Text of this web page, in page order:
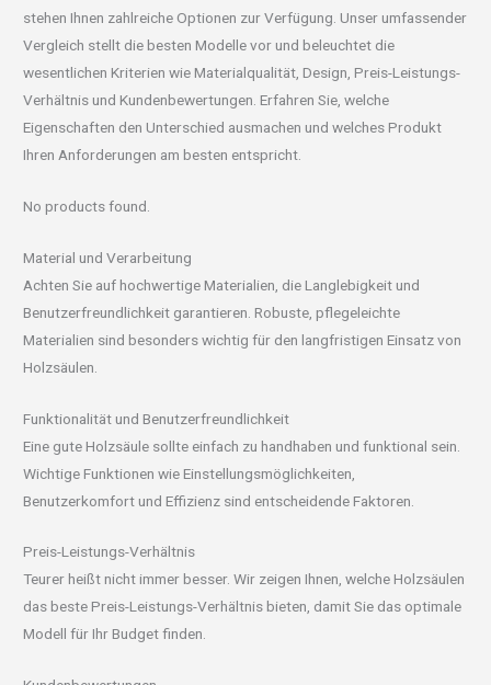
stehen Ihnen zahlreiche Optionen zur Verfügung. Unser umfassender
Vergleich stellt die besten Modelle vor und beleuchtet die
wesentlichen Kriterien wie Materialqualität, Design, Preis-Leistungs-
Verhältnis und Kundenbewertungen. Erfahren Sie, welche
Eigenschaften den Unterschied ausmachen und welches Produkt
Ihren Anforderungen am besten entspricht.
No products found.
Material und Verarbeitung
Achten Sie auf hochwertige Materialien, die Langlebigkeit und
Benutzerfreundlichkeit garantieren. Robuste, pflegeleichte
Materialien sind besonders wichtig für den langfristigen Einsatz von
Holzsäulen.
Funktionalität und Benutzerfreundlichkeit
Eine gute Holzsäule sollte einfach zu handhaben und funktional sein.
Wichtige Funktionen wie Einstellungsmöglichkeiten,
Benutzerkomfort und Effizienz sind entscheidende Faktoren.
Preis-Leistungs-Verhältnis
Teurer heißt nicht immer besser. Wir zeigen Ihnen, welche Holzsäulen
das beste Preis-Leistungs-Verhältnis bieten, damit Sie das optimale
Modell für Ihr Budget finden.